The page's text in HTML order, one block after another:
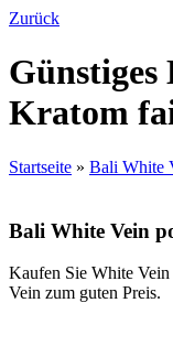
Zurück
Kratom
Startseite » Bali White
Bali White Vein
Kaufen Sie White
Vein zum guten Preis.